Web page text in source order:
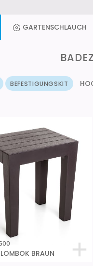
GARTENSCHLAUCH
BEFESTIGUNGSKIT
BRAUN